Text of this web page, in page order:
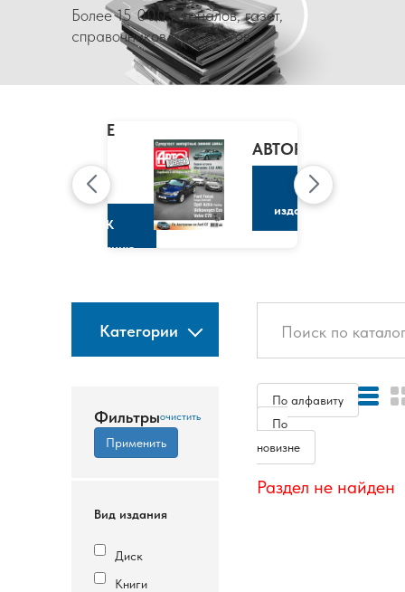
Более 15 000 журналов, газет,
справочников и каталогов
CLAIRE
МАРИ
КЛЭР
К
изданию
АВТОРЕВЮ
К
изданию
Категории
Фильтры
Вид издания
Диск
Книги
По алфавиту
По
новизне
Раздел не найден